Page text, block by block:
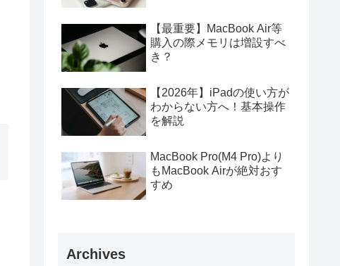
【最重要】MacBook Air等
購入の際メモリは増設すべ
き？
【2026年】iPadの使い方が
わからない方へ！基本操作
を解説
MacBook Pro(M4 Pro)より
もMacBook Airが絶対おす
すめ
Archives